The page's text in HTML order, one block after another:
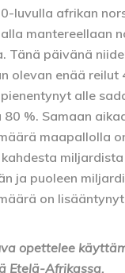
luvulla afrikan
mantereellaan
Tänä päivänä
olevan enää reilut
alle
80 %. Samaan
maapallolla
miljardista
ja puoleen
on
opettelee
Etelä-Afrikassa.